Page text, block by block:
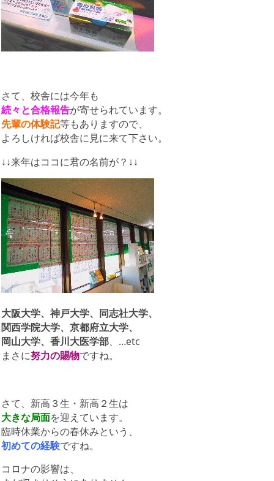
さて、校舎には今年も
続々と合格報告が寄せられています。
先輩の体験記等もありますので、
よろしければ校舎に見に来て下さい。
↓↓来年はココに君の名前が？↓↓
大阪大学、神戸大学、同志社大学、
関西学院大学、京都府立大学、
岡山大学、香川大医学部、…etc
まさに努力の賜物ですね。
さて、新高３生・新高２生は
大きな局面を迎えています。
臨時休業からの春休みという、
初めての経験ですね。
コロナの影響は、